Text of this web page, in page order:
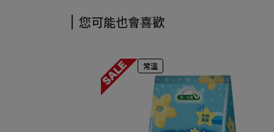
您可能也會喜歡
常溫